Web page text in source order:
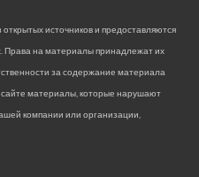
источников и предоставляются
Права на материалы принадлежат их
за содержание материала
материалы, которые нарушают
компании или организации,